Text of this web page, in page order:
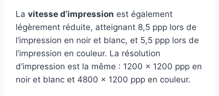
La vitesse d’impression est également
légèrement réduite, atteignant 8,5 ppp lors de
l’impression en noir et blanc, et 5,5 ppp lors de
l’impression en couleur. La résolution
d’impression est la même : 1200 x 1200 ppp en
noir et blanc et 4800 x 1200 ppp en couleur.